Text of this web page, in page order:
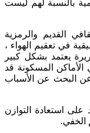
بالنسبة لهم ليست
القديم والرمزية
في تعقيم الهواء ،
يعتمد بشكل كبير
المسكونة قد
عن البحث عن الأسباب
على استعادة التوازن
الخفي.